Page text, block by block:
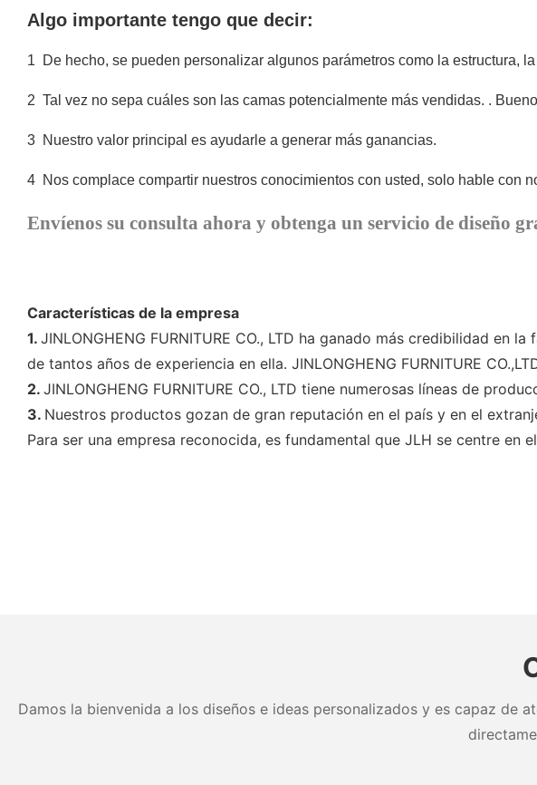
Algo importante tengo que decir:
1 De hecho, se pueden personalizar algunos parámetros como la estructura,
2 Tal vez no sepa cuáles son las camas potencialmente más vendidas. .
3 Nuestro valor principal es ayudarle a generar más ganancias.
4 Nos complace compartir nuestros conocimientos con usted, solo hable con
Envíenos su consulta ahora y obtenga un servicio de diseño
Características de la empresa
1. JINLONGHENG FURNITURE CO., LTD ha ganado más credibilidad
de tantos años de experiencia en ella. JINLONGHENG FURNITURE
2. JINLONGHENG FURNITURE CO., LTD tiene numerosas líneas de
3. Nuestros productos gozan de gran reputación en el país y en el
Para ser una empresa reconocida, es fundamental que JLH se centre en
Damos la bienvenida a los diseños e ideas personalizados y es capaz